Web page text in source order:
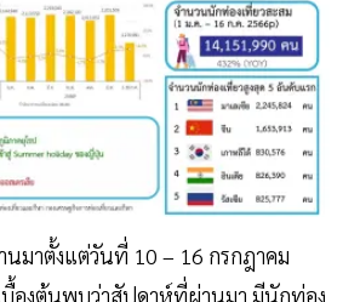
มาตั้งแต่วันที่ 10 – 16 กรกฎาคม
บื้องต้นพบว่าสัปดาห์ที่ผ่านมา มีนักท่อง